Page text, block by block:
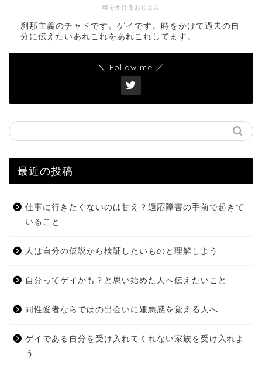
時をかけるおじさん
刹那主義のチャドです。ゲイです。時をかけて過去の自
分に伝えたいあれこれをあれこれしてます。
＼ Follow me ／
最近の投稿
仕事に行きたくないのは甘え？適応障害の手前で起きて
いること
人は自分の仮説から検証したいものと理解しよう
自分ってゲイかも？と思い始めた人へ伝えたいこと
同性愛者ならではの出会いに嫌悪感を覚える人へ
ゲイである自分を受け入れてくれない家族を受け入れよ
う